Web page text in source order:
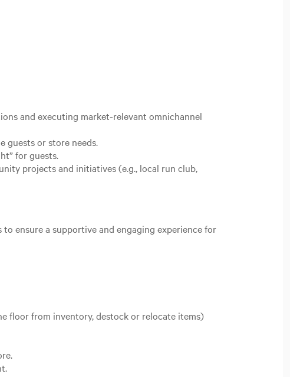
and executing market-relevant omnichannel
guests or store needs.
for guests.
projects and initiatives (e.g., local run club,
ensure a supportive and engaging experience for
floor from inventory, destock or relocate items)